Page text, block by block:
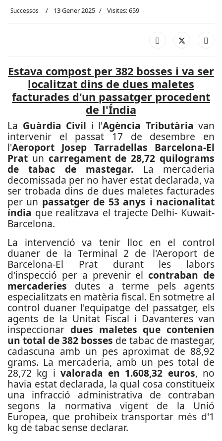
Successos 13 Gener 2025 Visites: 659
Estava compost per 382 bosses i va ser
localitzat dins de dues maletes
facturades d'un passatger procedent
de l'Índia
La Guàrdia Civil i l'Agència Tributària van
intervenir el passat 17 de desembre en
l'Aeroport Josep Tarradellas Barcelona-El
Prat un carregament de 28,72 quilograms
de tabac de mastegar. La mercaderia
decomissada per no haver estat declarada, va
ser trobada dins de dues maletes facturades
per un passatger de 53 anys i nacionalitat
índia que realitzava el trajecte Delhi- Kuwait-
Barcelona.
La intervenció va tenir lloc en el control
duaner de la Terminal 2 de l'Aeroport de
Barcelona-El Prat durant les labors
d'inspecció per a prevenir elcontraban de
mercaderies dutes a terme pels agents
especialitzats en matèria fiscal. En sotmetre al
control duaner l'equipatge del passatger, els
agents de la Unitat Fiscal i Davanteres van
inspeccionar dues maletes que contenien
un total de 382 bosses de tabac de mastegar,
cadascuna amb un pes aproximat de 88,92
grams. La mercaderia, amb un pes total de
28,72 kg i valorada en 1.608,32 euros, no
havia estat declarada, la qual cosa constitueix
una infracció administrativa de contraban
segons la normativa vigent de la Unió
Europea, que prohibeix transportar més d'1
kg de tabac sense declarar.